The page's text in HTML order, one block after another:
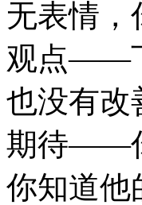
无表情，
观点——
也没有改
期待——
你知道他